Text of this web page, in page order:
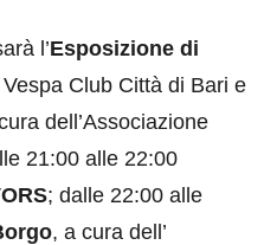
l’Esposizione di
Club Città di Bari e
dell’Associazione
21:00 alle 22:00
; dalle 22:00 alle
, a cura dell’